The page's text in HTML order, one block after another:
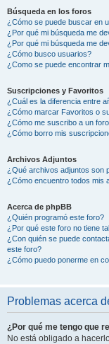
Búsqueda en los foros
¿Cómo se puede buscar en
¿Por qué mi búsqueda me
¿Por qué mi búsqueda me
¿Cómo busco usuarios?
¿Como se puede encontrar
Suscripciones y Favoritos
¿Cuál es la diferencia entre
¿Cómo marcar Favoritos o
¿Cómo me suscribo a un
¿Cómo borro mis
Archivos Adjuntos
¿Qué archivos adjuntos son
¿Cómo encuentro todos mis
Acerca de phpBB
¿Quién programó este foro?
¿Por qué este foro no tiene
¿Con quién se puede
este foro?
¿Cómo puedo ponerme en
Problemas acerca
¿Por qué me tengo que
No está obligado a